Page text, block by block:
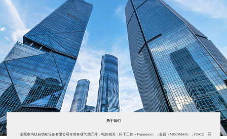
关于我们
东莞市均钛自动化设备有限公司专营各项气动元件，电控相关：松下工控（Panasonic），金器（MINDMAN），PISCO，亚